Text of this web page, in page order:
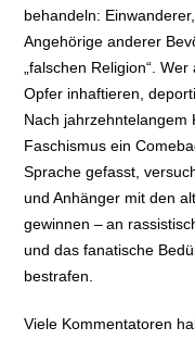
behandeln:
Angehörige anderer
„falschen Religion“.
Opfer inhaftieren,
Nach jahrzehntelangem
Faschismus ein
Sprache gefasst,
und Anhänger mit den
gewinnen – an
und das fanatische
bestrafen.
Viele Kommentatoren